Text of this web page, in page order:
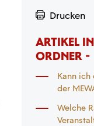
Drucken
ARTIKEL
ORDNER -
Kann ich
der
Welche